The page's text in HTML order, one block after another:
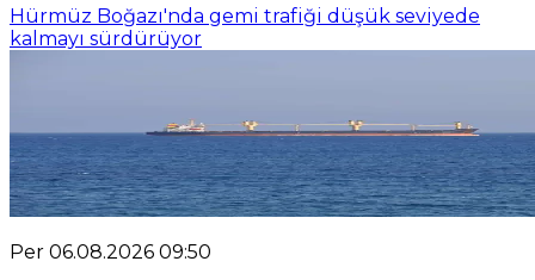
Hürmüz Boğazı'nda gemi trafiği düşük seviyede
kalmayı sürdürüyor
Per 06.08.2026 09:50